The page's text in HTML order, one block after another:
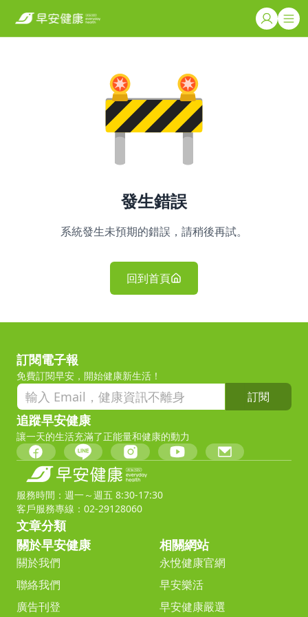
發生錯誤
系統發生未預期的錯誤，請稍後再試。
回到首頁
訂閱電子報
免費訂閱早安，開始健康新生活！
訂閱
追蹤早安健康
讓一天的生活充滿了正能量和健康的動力
服務時間：週一～週五 8:30-17:30
客戶服務專線：02-29128060
文章分類
關於早安健康
關於我們
聯絡我們
廣告刊登
相關網站
永悅健康官網
早安樂活
早安健康嚴選